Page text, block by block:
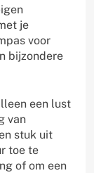
je
voor
bijzondere
een lust
van
stuk uit
toe te
of om een